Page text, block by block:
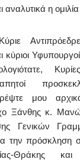
αναλυτικά η
Κύριε
κύριοι
μου
Ξάνθης κ.
Γενικών
την πρόσκληση
Θράκης